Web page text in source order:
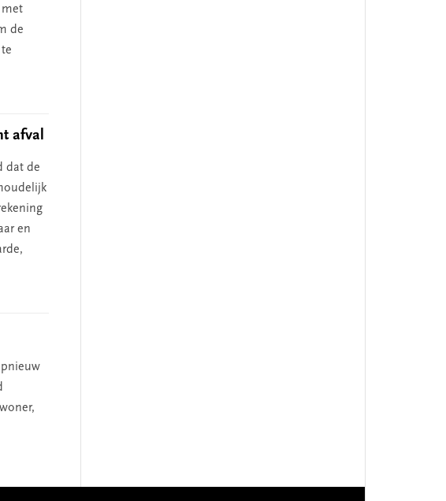
met
de
afval
dat de
en